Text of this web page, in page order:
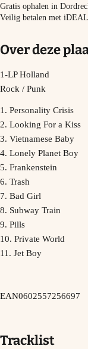
Gratis ophalen in
Veilig betalen met
Over deze
1-LP Holland
Rock / Punk
1. Personality Crisis
2. Looking For a Kiss
3. Vietnamese Baby
4. Lonely Planet Boy
5. Frankenstein
6. Trash
7. Bad Girl
8. Subway Train
9. Pills
10. Private World
11. Jet Boy
EAN0602557256697
Tracklist